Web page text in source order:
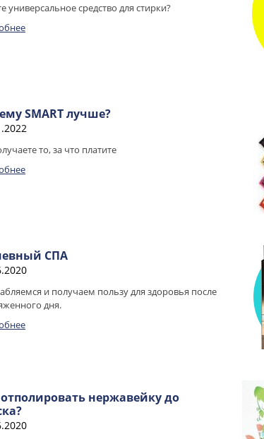
универсальное средство для стирки?
SMART лучше?
то, за что платите
СПА
и получаем пользу для здоровья после
дня.
нержавейку до